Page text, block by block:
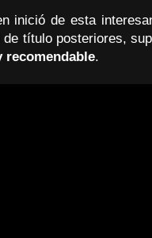
inició de esta
título posteriores,
recomendable.